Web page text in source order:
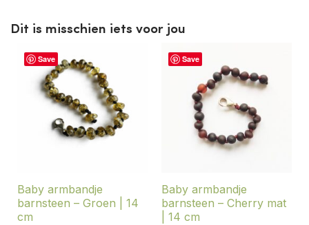
Dit is misschien iets voor jou
Save
Baby armbandje
barnsteen – Groen | 14
cm
Save
Baby armbandje
barnsteen – Cherry mat
| 14 cm